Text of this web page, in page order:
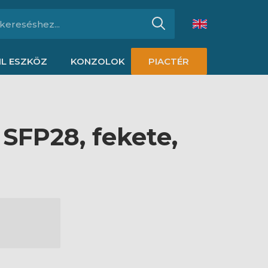
ESZKÖZ KONZOLOK PIACTÉR
fekete,